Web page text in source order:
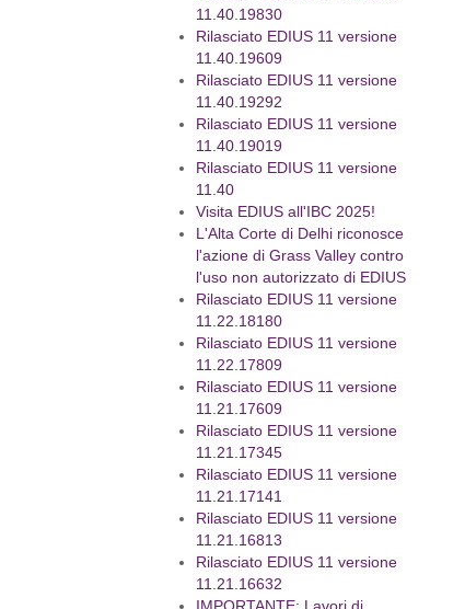
11.40.19830
Rilasciato EDIUS 11 versione
11.40.19609
Rilasciato EDIUS 11 versione
11.40.19292
Rilasciato EDIUS 11 versione
11.40.19019
Rilasciato EDIUS 11 versione
11.40
Visita EDIUS all'IBC 2025!
L'Alta Corte di Delhi riconosce
l'azione di Grass Valley contro
l'uso non autorizzato di EDIUS
Rilasciato EDIUS 11 versione
11.22.18180
Rilasciato EDIUS 11 versione
11.22.17809
Rilasciato EDIUS 11 versione
11.21.17609
Rilasciato EDIUS 11 versione
11.21.17345
Rilasciato EDIUS 11 versione
11.21.17141
Rilasciato EDIUS 11 versione
11.21.16813
Rilasciato EDIUS 11 versione
11.21.16632